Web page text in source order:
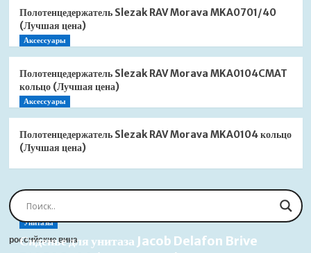
Полотенцедержатель Slezak RAV Morava MKA0701/40
(Лучшая цена)
Аксессуары
Полотенцедержатель Slezak RAV Morava MKA0104CMAT
кольцо (Лучшая цена)
Аксессуары
Полотенцедержатель Slezak RAV Morava MKA0104 кольцо
(Лучшая цена)
российские вина
Унитазы
Сиденье для унитаза Jacob Delafon Brive